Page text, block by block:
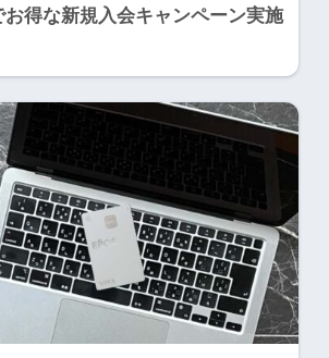
得な新規入会キャンペーン実施